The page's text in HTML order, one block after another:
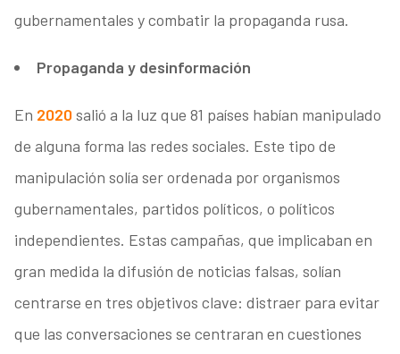
gubernamentales y combatir la propaganda rusa.
Propaganda y desinformación
En 2020salió a la luz que 81 países habían manipulado
de alguna forma las redes sociales. Este tipo de
manipulación solía ser ordenada por organismos
gubernamentales, partidos políticos, o políticos
independientes. Estas campañas, que implicaban en
gran medida la difusión de noticias falsas, solían
centrarse en tres objetivos clave: distraer para evitar
que las conversaciones se centraran en cuestiones